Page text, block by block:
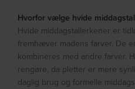
Hvorfor vælge hvide
Hvide middagstallerkener er
fremhæver madens farver. De
kombineres med andre farver.
rengøre, da pletter er mere
daglig brug og formelle